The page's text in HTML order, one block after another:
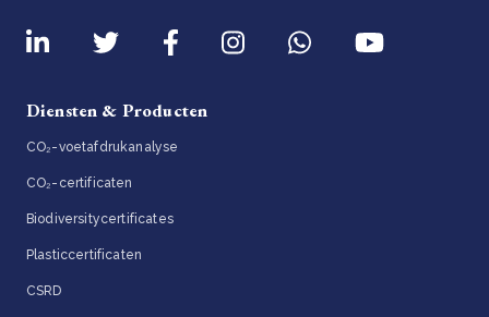
Diensten & Producten
CO₂-voetafdrukanalyse
CO₂-certificaten
Biodiversitycertificates
Plasticcertificaten
CSRD